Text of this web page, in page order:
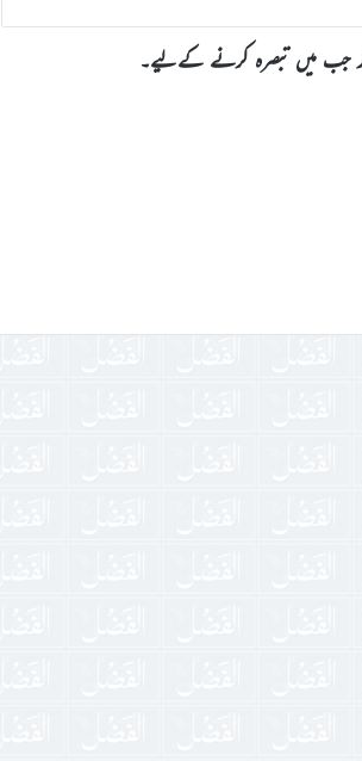
جب میں تبصرہ کرنے کےلیے۔